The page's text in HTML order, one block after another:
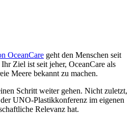
OceanCare geht den Menschen seit
Ziel ist seit jeher, OceanCare als
Meere bekannt zu machen.
Schritt weiter gehen. Nicht zuletzt,
UNO-Plastikkonferenz im eigenen
Relevanz hat.